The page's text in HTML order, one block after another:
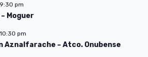
9:30 pm
Moguer
10:30 pm
Aznalfarache – Atco. Onubense